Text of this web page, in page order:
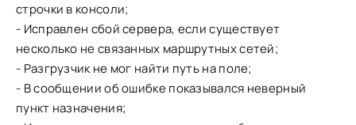
строчки в консоли;
- Исправлен сбой сервера, если существует
несколько не связанных маршрутных сетей;
- Разгрузчик не мог найти путь на поле;
- В сообщении об ошибке показывался неверный
пункт назначения;